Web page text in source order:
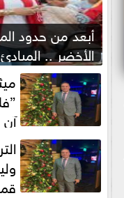
أبعد من حدود
الأخضر ..
بصفارة الحكم
آن
فوضى الطلاق